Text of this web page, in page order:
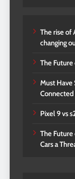
The rise of
changing
The Future
Must Have
Pixel 9 vs
The
Cars a